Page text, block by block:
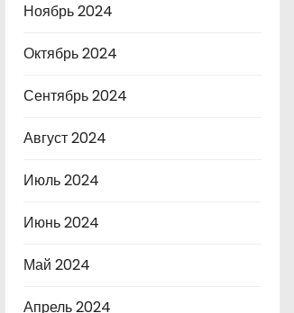
Ноябрь 2024
Октябрь 2024
Сентябрь 2024
Август 2024
Июль 2024
Июнь 2024
Май 2024
Апрель 2024